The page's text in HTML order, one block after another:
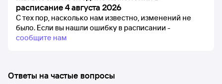
расписание 4 августа 2026
С тех пор, насколько нам известно, изменений не
было. Если вы нашли ошибку в расписании -
сообщите нам
Ответы на частые вопросы